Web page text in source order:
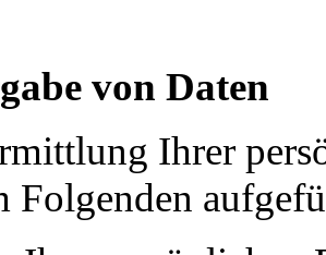
von Daten
Ihrer
Folgenden